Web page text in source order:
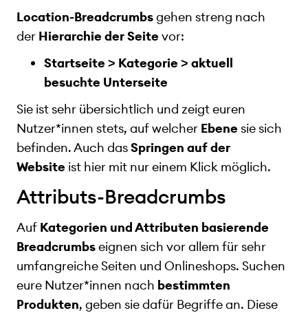
Location-Breadcrumbsgehen streng nach
der Hierarchie der Seitevor:
Startseite > Kategorie > aktuell
besuchte Unterseite
Sie ist sehr übersichtlich und zeigt euren
Nutzer*innen stets, auf welcher Ebenesie sich
befinden. Auch dasSpringen auf der
Website ist hier mit nur einem Klick möglich.
Attributs-Breadcrumbs
Auf Kategorien und Attributen basierende
Breadcrumbseignen sich vor allem für sehr
umfangreiche Seiten und Onlineshops. Suchen
eure Nutzer*innen nach bestimmten
Produkten, geben sie dafür Begriffe an. Diese